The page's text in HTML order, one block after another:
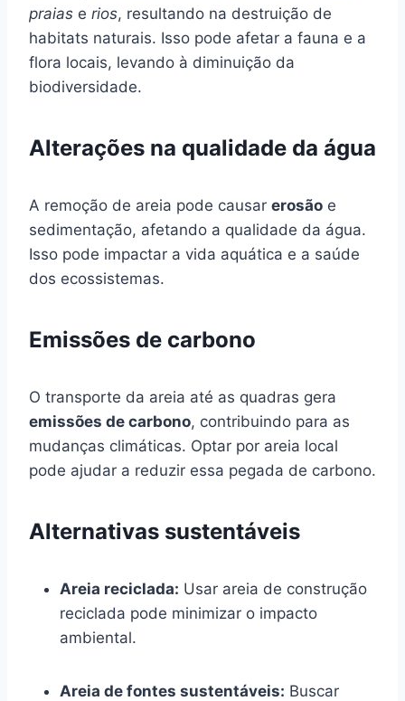
praias e rios, resultando na destruição de
habitats naturais. Isso pode afetar a fauna e a
flora locais, levando à diminuição da
biodiversidade.
Alterações na qualidade da água
A remoção de areia pode causar erosão e
sedimentação, afetando a qualidade da água.
Isso pode impactar a vida aquática e a saúde
dos ecossistemas.
Emissões de carbono
O transporte da areia até as quadras gera
emissões de carbono, contribuindo para as
mudanças climáticas. Optar por areia local
pode ajudar a reduzir essa pegada de carbono.
Alternativas sustentáveis
Areia reciclada: Usar areia de construção
reciclada pode minimizar o impacto
ambiental.
Areia de fontes sustentáveis: Buscar